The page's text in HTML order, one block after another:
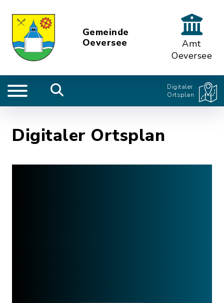
Gemeinde
Oeversee
Amt
Oeversee
Digitaler
Ortsplan
Digitaler Ortsplan